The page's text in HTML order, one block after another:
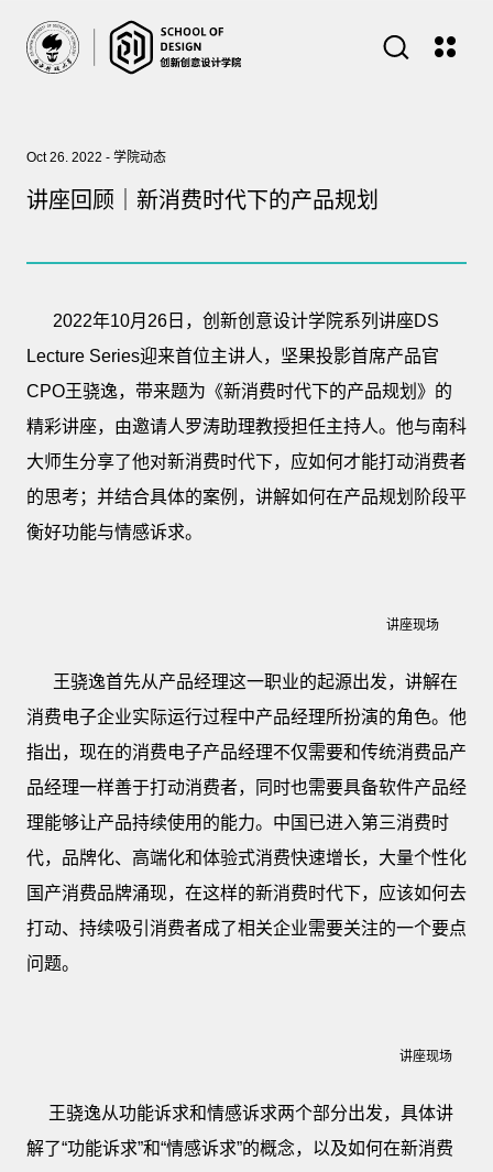
Oct 26. 2022 - 学院动态
讲座回顾｜新消费时代下的产品规划
2022年10月26日，创新创意设计学院系列讲座DS
Lecture Series迎来首位主讲人，坚果投影首席产品官
CPO王骁逸，带来题为《新消费时代下的产品规划》的
精彩讲座，由邀请人罗涛助理教授担任主持人。他与南科
大师生分享了他对新消费时代下，应如何才能打动消费者
的思考；并结合具体的案例，讲解如何在产品规划阶段平
衡好功能与情感诉求。
讲座现场
王骁逸首先从产品经理这一职业的起源出发，讲解在
消费电子企业实际运行过程中产品经理所扮演的角色。他
指出，现在的消费电子产品经理不仅需要和传统消费品产
品经理一样善于打动消费者，同时也需要具备软件产品经
理能够让产品持续使用的能力。中国已进入第三消费时
代，品牌化、高端化和体验式消费快速增长，大量个性化
国产消费品牌涌现，在这样的新消费时代下，应该如何去
打动、持续吸引消费者成了相关企业需要关注的一个要点
问题。
讲座现场
王骁逸从功能诉求和情感诉求两个部分出发，具体讲
解了“功能诉求”和“情感诉求”的概念，以及如何在新消费